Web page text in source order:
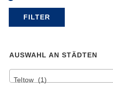
FILTER
AUSWAHL AN STÄDTEN
Teltow (1)